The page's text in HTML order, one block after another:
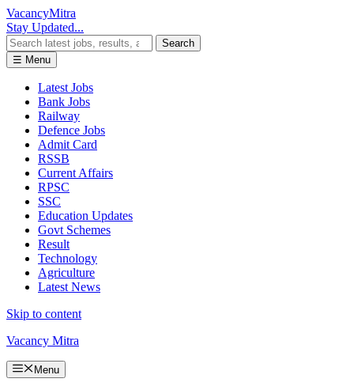
VacancyMitra
Stay Updated...
Search
☰ Menu
Latest Jobs
Bank Jobs
Railway
Defence Jobs
Admit Card
RSSB
Current Affairs
RPSC
SSC
Education Updates
Govt Schemes
Result
Technology
Agriculture
Latest News
Skip to content
Vacancy Mitra
Menu